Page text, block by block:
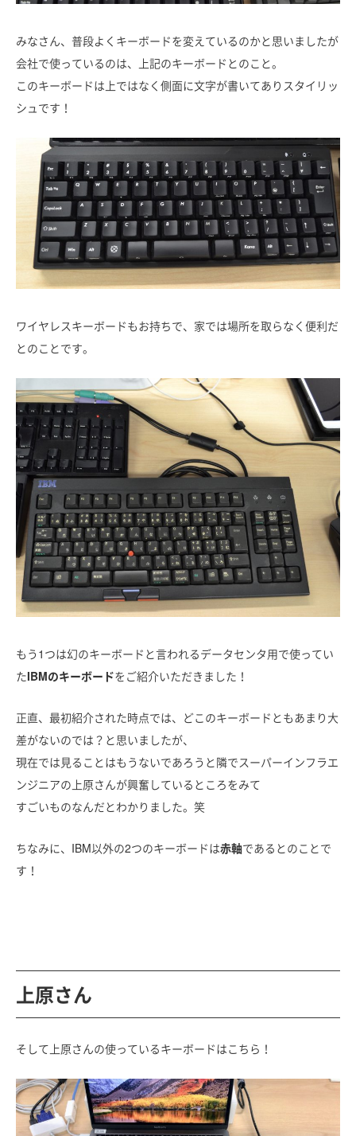
みなさん、普段よくキーボードを変えているのかと思いましたが
会社で使っているのは、上記のキーボードとのこと。
このキーボードは上ではなく側面に文字が書いてありスタイリッ
シュです！
ワイヤレスキーボードもお持ちで、家では場所を取らなく便利だ
とのことです。
もう1つは幻のキーボードと言われるデータセンタ用で使ってい
たIBMのキーボードをご紹介いただきました！
正直、最初紹介された時点では、どこのキーボードともあまり大
差がないのでは？と思いましたが、
現在では見ることはもうないであろうと隣でスーパーインフラエ
ンジニアの上原さんが興奮しているところをみて
すごいものなんだとわかりました。笑
ちなみに、IBM以外の2つのキーボードは赤軸であるとのことで
す！
上原さん
そして上原さんの使っているキーボードはこちら！